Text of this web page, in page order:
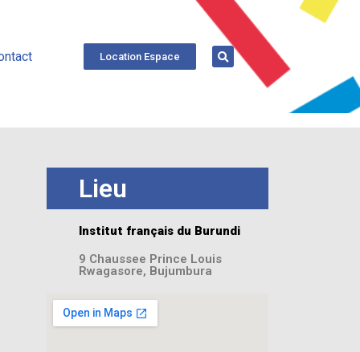
Location Espace
Lieu
Institut français du Burundi
9 Chaussee Prince Louis
Rwagasore, Bujumbura